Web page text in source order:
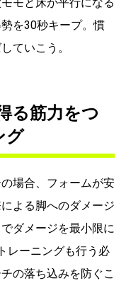
を30秒キープ。慣
ていこう。
る筋力をつ
グ
場合、フォームが安
よる脚へのダメージ
ダメージを最小限に
レーニングも行う必
の落ち込みを防ぐこ